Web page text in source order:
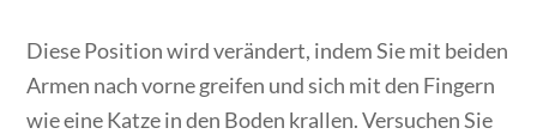
Diese Position wird verändert, indem Sie mit beiden
Armen nach vorne greifen und sich mit den Fingern
wie eine Katze in den Boden krallen. Versuchen Sie